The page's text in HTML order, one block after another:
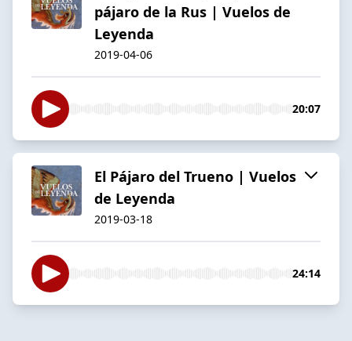
pájaro de la Rus | Vuelos de
Leyenda
2019-04-06
20:07
El Pájaro del Trueno | Vuelos
de Leyenda
2019-03-18
24:14